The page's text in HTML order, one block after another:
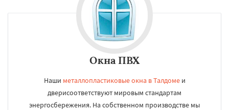
Окна ПВХ
Наши металлопластиковые окна в Талдомеи
дверисоответствуют мировым стандартам
энергосбережения. На собственном производстве мы